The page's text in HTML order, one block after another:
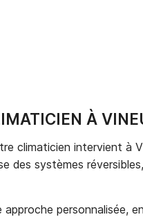
À
climaticien intervient à
des systèmes
personnalisée,